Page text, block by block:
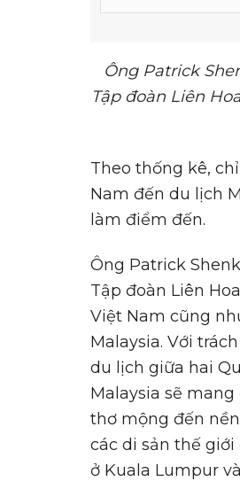
Ông Patrick
Tập đoàn Liên
Theo thống kê,
Nam đến du lịch
làm điểm đến.
Ông Patrick
Tập đoàn Liên
Việt Nam cũng
Malaysia. Với
du lịch giữa hai
Malaysia sẽ
thơ mộng đến
các di sản thế
ở Kuala Lumpur